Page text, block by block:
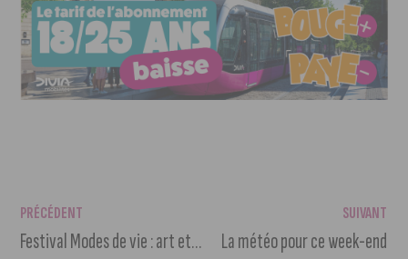
PRÉCÉDENT
Festival Modes de vie : art et écologie à Dijon
SUIVANT
La météo pour ce week-end